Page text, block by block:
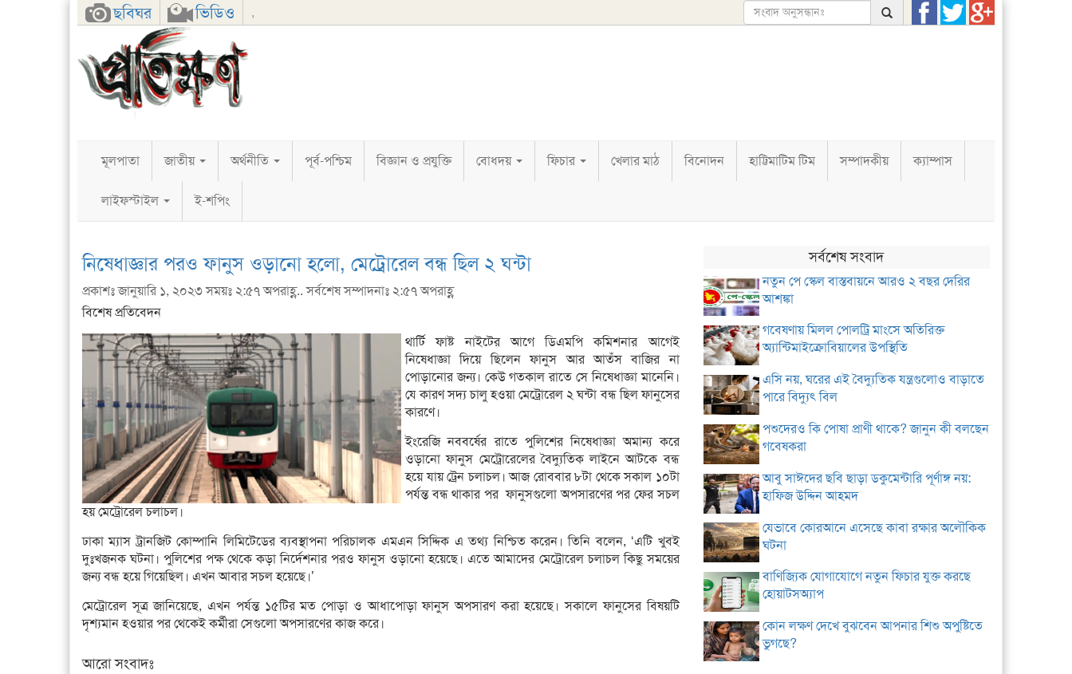
ছবিঘর ভিডিও ,
FacebookTwitterGoogle+
মূলপাতা জাতীয় অর্থনীতি পূর্ব-পশ্চিম বিজ্ঞান ও প্রযুক্তি বোধদয় ফিচার খেলার মাঠ বিনোদন হাট্টিমাটিম টিম সম্পাদকীয় ক্যাম্পাস
লাইফস্টাইল ই-শপিং
নিষেধাজ্ঞার পরও ফানুস ওড়ানো হলো, মেট্রোরেল বন্ধ ছিল ২ ঘন্টা
প্রকাশঃ জানুয়ারি ১, ২০২৩ সময়ঃ ২:৫৭ অপরাহ্ণ.. সর্বশেষ সম্পাদনাঃ ২:৫৭ অপরাহ্ণ
বিশেষ প্রতিবেদন
থার্টি ফাষ্ট নাইটের আগে ডিএমপি কমিশনার আগেই
নিষেধাজ্ঞা দিয়ে ছিলেন ফানুস আর আতঁস বাজির না
পোড়ানোর জন্য। কেউ গতকাল রাতে সে নিষেধাজ্ঞা মানেনি।
যে কারণ সদ্য চালু হওয়া মেট্রোরেল ২ ঘন্টা বন্ধ ছিল ফানুসের
কারণে।
ইংরেজি নববর্ষের রাতে পুলিশের নিষেধাজ্ঞা অমান্য করে
ওড়ানো ফানুস মেট্রোরেলের বৈদ্যুতিক লাইনে আটকে বন্ধ
হয়ে যায় ট্রেন চলাচল। আজ রোববার ৮টা থেকে সকাল ১০টা
পর্যন্ত বন্ধ থাকার পর ফানুসগুলো অপসারণের পর ফের সচল
হয় মেট্রোরেল চলাচল।
ঢাকা ম্যাস ট্রানজিট কোম্পানি লিমিটেডের ব্যবস্থাপনা পরিচালক এমএন সিদ্দিক এ তথ্য নিশ্চিত করেন। তিনি বলেন, ‘এটি খুবই
দুঃখজনক ঘটনা। পুলিশের পক্ষ থেকে কড়া নির্দেশনার পরও ফানুস ওড়ানো হয়েছে। এতে আমাদের মেট্রোরেল চলাচল কিছু সময়ের
জন্য বন্ধ হয়ে গিয়েছিল। এখন আবার সচল হয়েছে।’
মেট্রোরেল সূত্র জানিয়েছে, এখন পর্যন্ত ১৫টির মত পোড়া ও আধাপোড়া ফানুস অপসারণ করা হয়েছে। সকালে ফানুসের বিষয়টি
দৃশ্যমান হওয়ার পর থেকেই কর্মীরা সেগুলো অপসারণের কাজ করে।
আরো সংবাদঃ
সর্বশেষ সংবাদ
নতুন পে স্কেল বাস্তবায়নে আরও ২ বছর দেরির
আশঙ্কা
গবেষণায় মিলল পোলট্রি মাংসে অতিরিক্ত
অ্যান্টিমাইক্রোবিয়ালের উপস্থিতি
এসি নয়, ঘরের এই বৈদ্যুতিক যন্ত্রগুলোও বাড়াতে
পারে বিদ্যুৎ বিল
পশুদেরও কি পোষা প্রাণী থাকে? জানুন কী বলছেন
গবেষকরা
আবু সাঈদের ছবি ছাড়া ডকুমেন্টারি পূর্ণাঙ্গ নয়:
হাফিজ উদ্দিন আহমদ
যেভাবে কোরআনে এসেছে কাবা রক্ষার অলৌকিক
ঘটনা
বাণিজ্যিক যোগাযোগে নতুন ফিচার যুক্ত করছে
হোয়াটসঅ্যাপ
কোন লক্ষণ দেখে বুঝবেন আপনার শিশু অপুষ্টিতে
ভুগছে?